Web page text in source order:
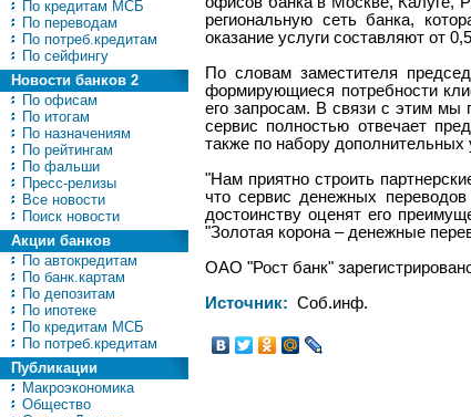
По кредитам МСБ
По переводам
По потреб.кредитам
По сейфингу
Новости банков 2
По офисам
По итогам
По назначениям
По рейтингам
По фальши
Пресс-релизы
Все новости
Поиск новости
Акции банков
По автокредитам
По банк.картам
По депозитам
По ипотеке
По кредитам МСБ
По потреб.кредитам
Публикации
Макроэкономика
Общество
региональную сеть банка,
оказание услуги составляют от
По словам заместителя
формирующиеся потребности
его запросам. В связи с этим мы
сервис полностью отвечает
также по набору дополнительных
"Нам приятно строить
что сервис денежных
достоинству оценят его
"Золотая корона – денежные
ОАО "Рост банк"
Источник: Соб.инф.